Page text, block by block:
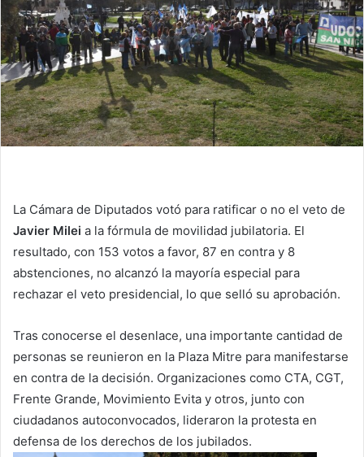
La Cámara de Diputados votó para ratificar o no el veto de
Javier Milei a la fórmula de movilidad jubilatoria. El
resultado, con 153 votos a favor, 87 en contra y 8
abstenciones, no alcanzó la mayoría especial para
rechazar el veto presidencial, lo que selló su aprobación.
Tras conocerse el desenlace, una importante cantidad de
personas se reunieron en la Plaza Mitre para manifestarse
en contra de la decisión. Organizaciones como CTA, CGT,
Frente Grande, Movimiento Evita y otros, junto con
ciudadanos autoconvocados, lideraron la protesta en
defensa de los derechos de los jubilados.